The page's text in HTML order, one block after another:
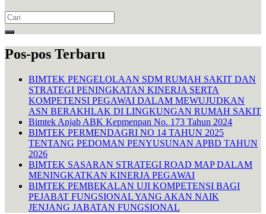
Search
for:
Pos-pos Terbaru
BIMTEK PENGELOLAAN SDM RUMAH SAKIT DAN
STRATEGI PENINGKATAN KINERJA SERTA
KOMPETENSI PEGAWAI DALAM MEWUJUDKAN
ASN BERAKHLAK DI LINGKUNGAN RUMAH SAKIT
Bimtek Anjab ABK Kepmenpan No. 173 Tahun 2024
BIMTEK PERMENDAGRI NO 14 TAHUN 2025
TENTANG PEDOMAN PENYUSUNAN APBD TAHUN
2026
BIMTEK SASARAN STRATEGI ROAD MAP DALAM
MENINGKATKAN KINERJA PEGAWAI
BIMTEK PEMBEKALAN UJI KOMPETENSI BAGI
PEJABAT FUNGSIONAL YANG AKAN NAIK
JENJANG JABATAN FUNGSIONAL